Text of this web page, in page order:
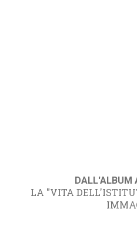
DALL'ALBUM
LA "VITA